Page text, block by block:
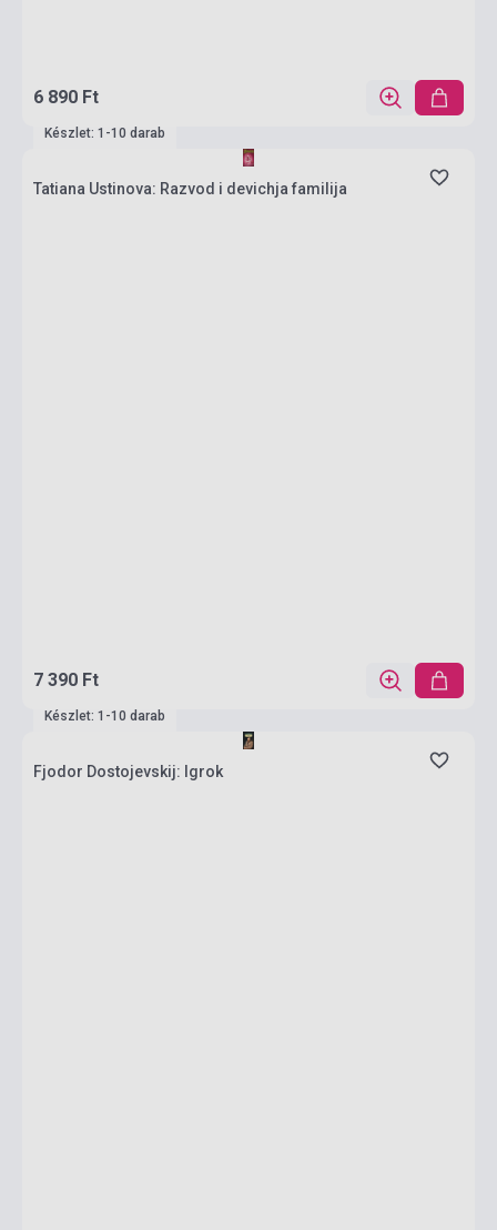
6 890 Ft
Készlet: 1-10 darab
Tatiana Ustinova: Razvod i devichja familija
7 390 Ft
Készlet: 1-10 darab
Fjodor Dostojevskij: Igrok